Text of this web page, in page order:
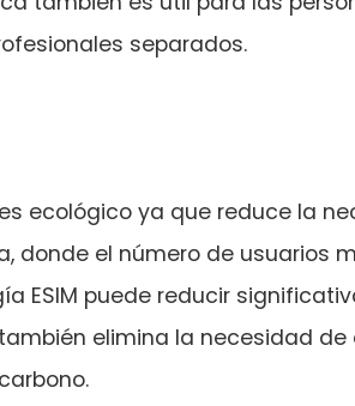
separados.
ecológico ya que reduce la
donde el número de usuarios
ESIM puede reducir
elimina la necesidad